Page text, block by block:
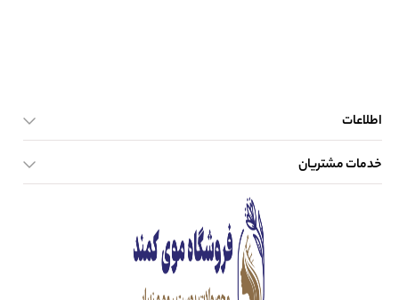
اطلاعات
صفحه اصلی
خدمات مشتریان